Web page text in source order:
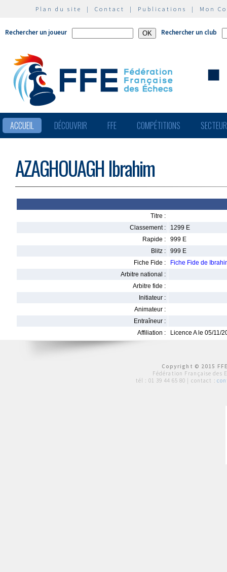
Plan du site | Contact | Publications | Mon
Rechercher un joueur Rechercher un club
ACCUEIL DÉCOUVRIR FFE COMPÉTITIONS
AZAGHOUAGH Ibrahim
Titre :
Classement :
1299 E
Rapide :
999 E
Blitz :
999 E
Fiche Fide :
Fiche Fide de
Arbitre national :
Arbitre fide :
Initiateur :
Animateur :
Entraîneur :
Affiliation :
Licence A le 05/11/
Copyright © 2015
Fédération Française des
tél : 01 39 44 65 80 | contact :